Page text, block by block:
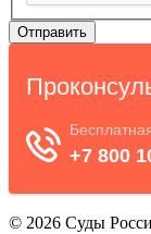
© 2026 Суды